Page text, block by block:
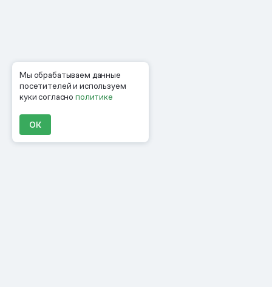
Мы обрабатываем данные
посетителей и используем
куки согласнополитике
ОК